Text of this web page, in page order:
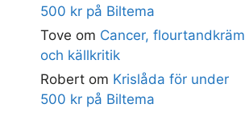
500 kr på Biltema
Tove om Cancer, flourtandkräm
och källkritik
Robert om Krislåda för under
500 kr på Biltema